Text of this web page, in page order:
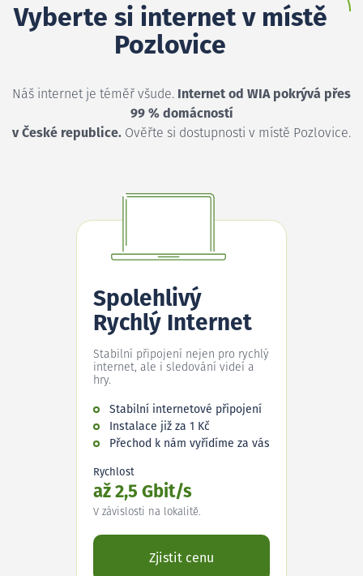
Vyberte si internet v místě
Pozlovice
Náš internet je téměř všude. Internet od WIA pokrývá přes
99 % domácností
v České republice. Ověřte si dostupnosti v místě Pozlovice.
Spolehlivý
Rychlý Internet
Stabilní připojení nejen pro rychlý
internet, ale i sledování videí a
hry.
Stabilní internetové připojení
Instalace již za 1 Kč
Přechod k nám vyřídíme za vás
Rychlost
až 2,5 Gbit/s
V závislosti na lokalitě.
Zjistit cenu